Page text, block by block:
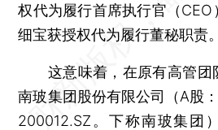
权代为履行首席执行官（
细宝获授权代为履行董秘职责。
这意味着，在原有高管团
南玻集团股份有限公司（A股：
200012.SZ。下称南玻集团